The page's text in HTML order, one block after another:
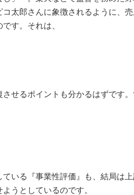
太郎さんに象徴されるように、
す。それは、
せるポイントも分かるはずです
いる『事業性評価』も、結局
うとしているのです。